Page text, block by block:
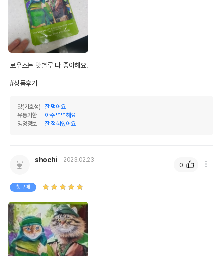
로우즈는 맛별루 다 좋아해요.
#상품후기
맛(기호성)
잘 먹어요
유통기한
아주 넉넉해요
영양정보
잘 적혀있어요
shochi 2023.02.23
첫구매
0